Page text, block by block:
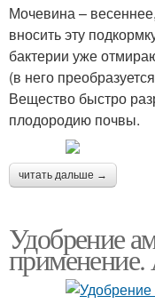
Мочевина –
вносить эту
бактерии уже
(в него
Вещество быстро
плодородию почвы.
читать дальше →
Удобрение